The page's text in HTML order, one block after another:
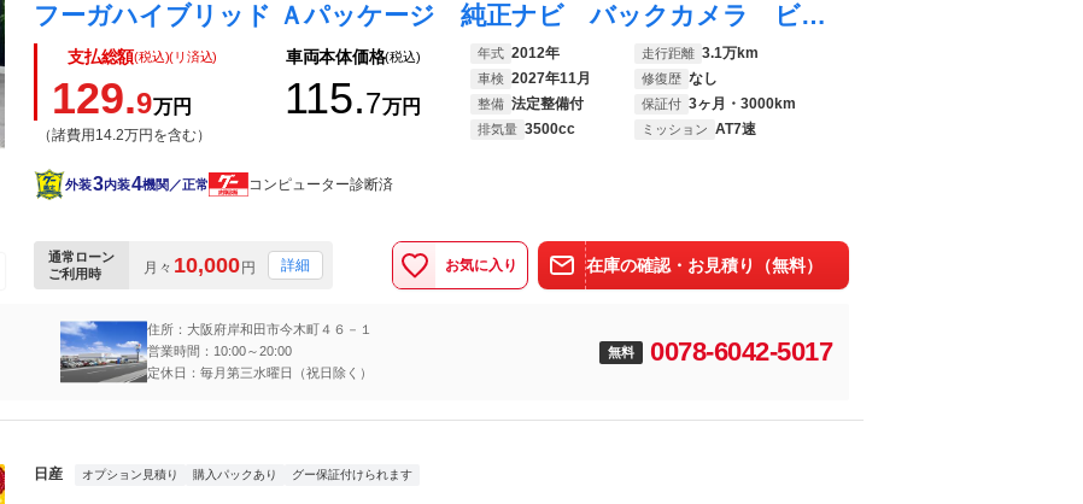
フーガハイブリッド Ａパッケージ 純正ナビ バックカメラ ビルトインＥＴＣ クルーズコントロール 地デジＴＶ ＣＤ／ＤＶＤ オートエアコン オートライト 前席パワーシート ハーフレザーシート ＨＩＤヘッドライト 純正１８インチアルミ
支払総額(税込)(リ済込)
129.9万円
（諸費用14.2万円を含む）
車両本体価格(税込)
115.7万円
年式 2012年 走行距離 3.1万km
車検 2027年11月 修復歴 なし
整備 法定整備付 保証付 3ヶ月・3000km
排気量 3500cc ミッション AT7速
外装3内装4機関／正常 コンピューター診断済
通常ローン
ご利用時
月々 10,000円 詳細 お気に入り 在庫の確認・お見積り（無料）
住所：大阪府岸和田市今木町４６－１
営業時間：10:00～20:00
定休日：毎月第三水曜日（祝日除く）
無料 0078-6042-5017
日産 オプション見積り 購入パックあり グー保証付けられます